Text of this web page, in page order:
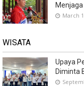
March
WISATA
Upaya
Diminta